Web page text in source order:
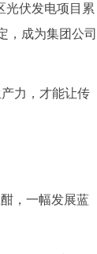
伏发电项目累
，成为集团公司
力，才能让传
，一幅发展蓝